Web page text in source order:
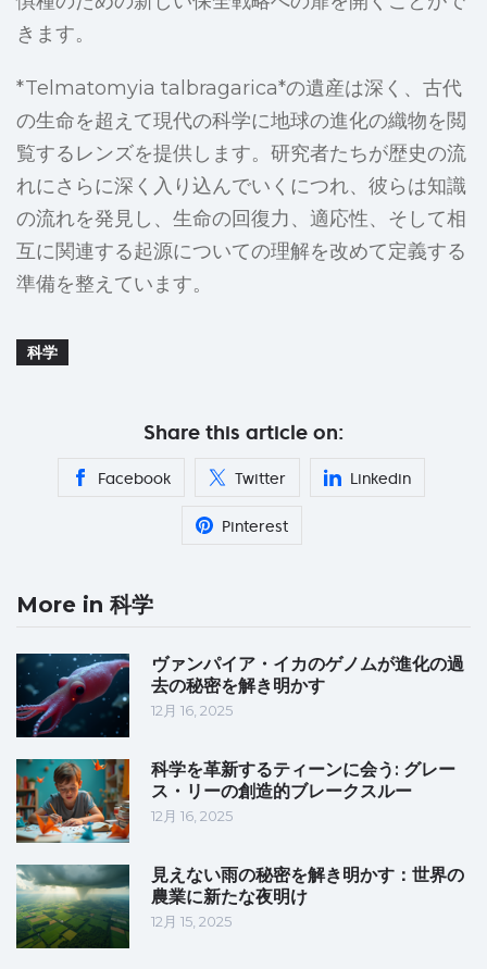
きます。
*Telmatomyia talbragarica*の遺産は深く、古代
の生命を超えて現代の科学に地球の進化の織物を閲
覧するレンズを提供します。研究者たちが歴史の流
れにさらに深く入り込んでいくにつれ、彼らは知識
の流れを発見し、生命の回復力、適応性、そして相
互に関連する起源についての理解を改めて定義する
準備を整えています。
科学
Share this article on:
Facebook Twitter Linkedin
Pinterest
More in 科学
ヴァンパイア・イカのゲノムが進化の過
去の秘密を解き明かす
12月 16, 2025
科学を革新するティーンに会う: グレー
ス・リーの創造的ブレークスルー
12月 16, 2025
見えない雨の秘密を解き明かす：世界の
農業に新たな夜明け
12月 15, 2025